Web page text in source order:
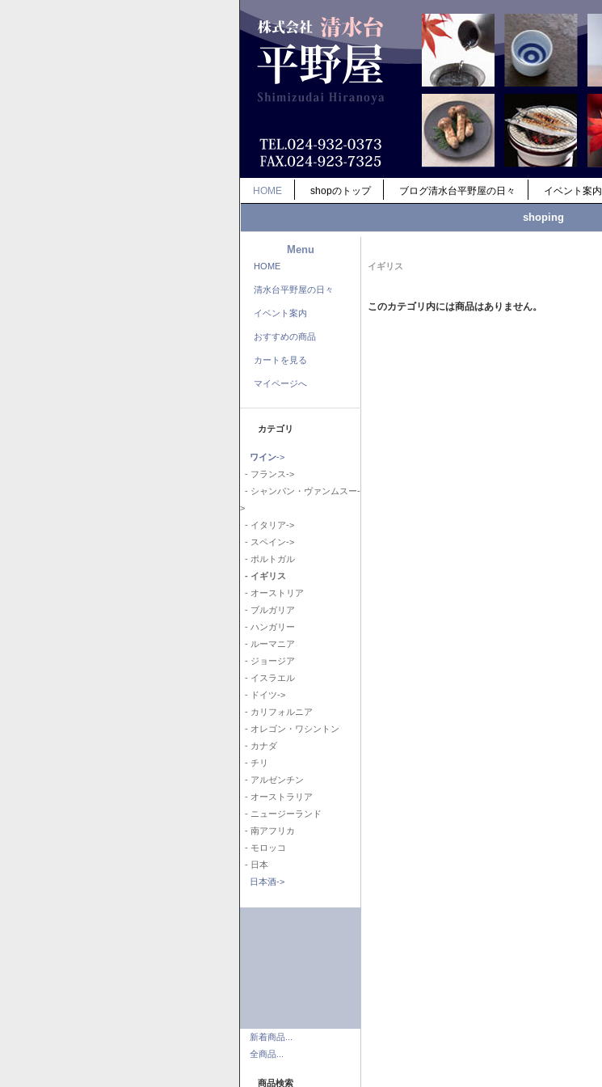
HOME shopのトップ ブログ清水台平野屋の日々 イベント案内
shoping
Menu
HOME
清水台平野屋の日々
イベント案内
おすすめの商品
カートを見る
マイページへ
カテゴリ
ワイン->
- フランス->
- シャンパン・ヴァンムスー-
>
- イタリア->
- スペイン->
- ポルトガル
- イギリス
- オーストリア
- ブルガリア
- ハンガリー
- ルーマニア
- ジョージア
- イスラエル
- ドイツ->
- カリフォルニア
- オレゴン・ワシントン
- カナダ
- チリ
- アルゼンチン
- オーストラリア
- ニュージーランド
- 南アフリカ
- モロッコ
- 日本
日本酒->
新着商品...
全商品...
商品検索
イギリス
このカテゴリ内には商品はありません。